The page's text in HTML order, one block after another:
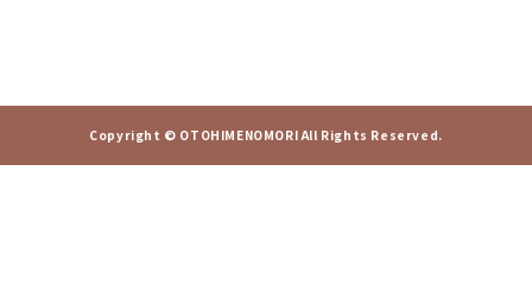
Copyright © OTOHIMENOMORI All Rights Reserved.